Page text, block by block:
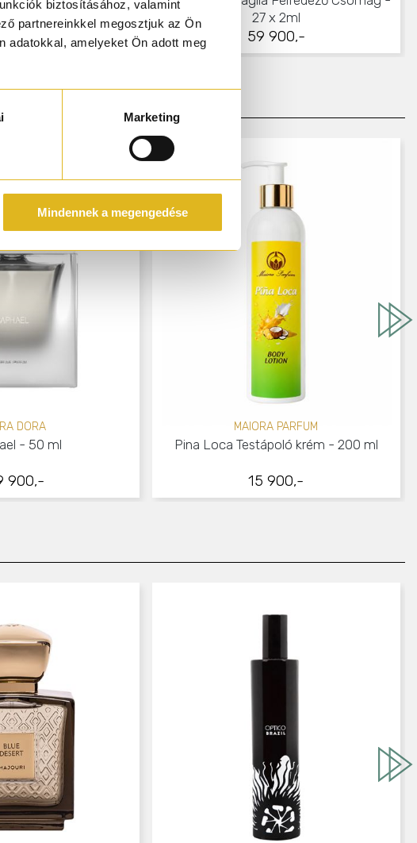
biztosításához, valamint
partnereinkkel megosztjuk az Ön
adatokkal, amelyeket Ön adott meg
Marketing
Mindennek a megengedése
900,- 59 900,-
27 x 2ml
900,-
DORA
- 50 ml
15 900,-
MAIORA PARFUM
Pina Loca Testápoló krém - 200 ml